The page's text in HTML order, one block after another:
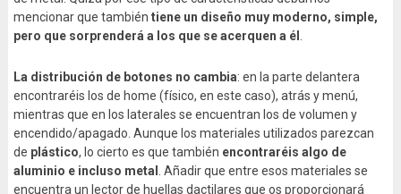
mencionar que también tiene un diseño muy moderno, simple,
pero que sorprenderá a los que se acerquen a él .
La distribución de botones no cambia: en la parte delantera
encontraréis los de home (físico, en este caso), atrás y menú,
mientras que en los laterales se encuentran los de volumen y
encendido/apagado. Aunque los materiales utilizados parezcan
de plástico, lo cierto es que también encontraréis algo de
aluminio e incluso metal . Añadir que entre esos materiales se
encuentra un lector de huellas dactilares que os proporcionará